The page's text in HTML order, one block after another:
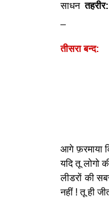
साधन
तीसरा बन्द:
आगे फ़रमाया
यदि तू लोगो
लीडरों की
नहीं ! तू ही